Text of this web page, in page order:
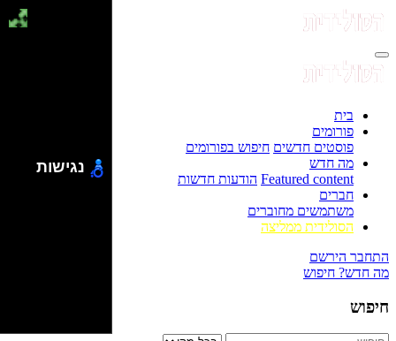
בית
פורומים
פוסטים חדשים חיפוש בפורומים
מה חדש
Featured content הודעות חדשות
חברים
משתמשים מחוברים
הסולידית ממליצה
התחבר הירשם
מה חדש? חיפוש
חיפוש
נגישות